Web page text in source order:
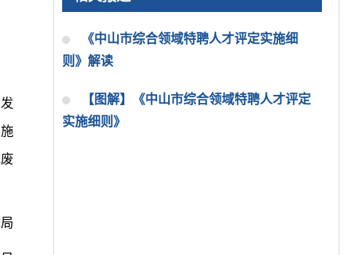
《中山市综合领域特聘人才评定实施细
则》解读
【图解】《中山市综合领域特聘人才评定
实施细则》